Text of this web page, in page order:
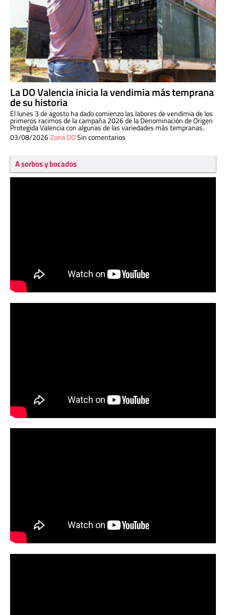
La DO Valencia inicia la vendimia más temprana
de su historia
El lunes 3 de agosto ha dado comienzo las labores de vendimia de los
primeros racimos de la campaña 2026 de la Denominación de Origen
Protegida Valencia con algunas de las variedades más tempranas.
03/08/2026Zona DOSin comentarios
A sorbos y bocados